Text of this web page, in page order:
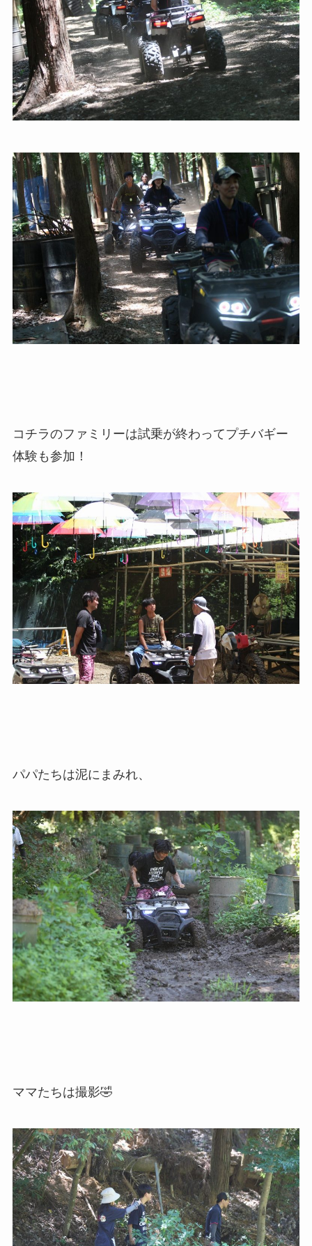
コチラのファミリーは試乗が終わってプチバギー
体験も参加！
パパたちは泥にまみれ、
ママたちは撮影🤣